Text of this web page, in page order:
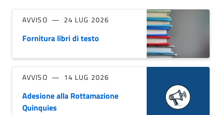
AVVISO 24 LUG 2026
Fornitura libri di testo
AVVISO 14 LUG 2026
Adesione alla Rottamazione
Quinquies